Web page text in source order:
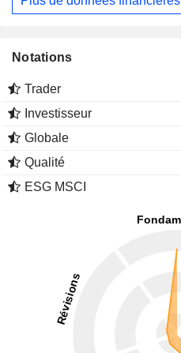
Notations
Trader
Investisseur
Globale
Qualité
ESG MSCI